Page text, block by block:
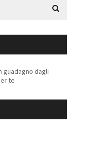
guadagno dagli
te